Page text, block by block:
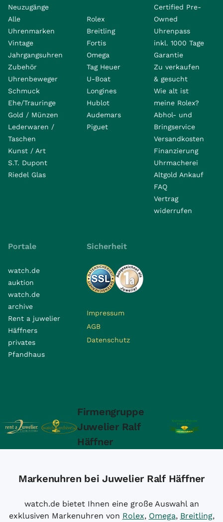
Neuzugänge
Alle
Uhrenmarken
Vintage
Jahrgangsuhren
Zubehör
Uhrenbeweger
Schmuck
Ehe/Trauringe
Gold / Münzen
Lederwaren /
Taschen
Kunst / Art
S.T. Dupont
Riedel Glas
Rolex
Breitling
Fortis
Omega
Tag Heuer
U-Boat
Longines
Hublot
Audemars
Piguet
Certified Pre-
Owned
Uhrenpass
inkl. 1000 Tage
Garantie
Zu verkaufen
& gesucht
Wie alt ist
meine Rolex?
Abhol- und
Bringservice
Versandkosten
Finanzierung
Uhrmacherei
Altgold Ankauf
FAQ
Vertrag
widerrufen
Portale
watch.de
auktion
watch.de
archive
Rent a juwelier
Häffners
privates
Pfandhaus
Sicherheit
Impressum
AGB
Datenschutz
Firmengruppe
Juwelier Ralf
Häffner
Markenuhren bei Juwelier Ralf Häffner
watch.de bietet Ihnen eine große Auswahl an
exklusiven Markenuhren von Rolex, Omega, Breitling,